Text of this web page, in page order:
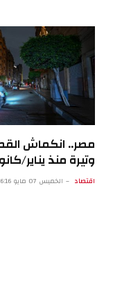
مصر.. انكماش
وتيرة منذ يناير/كانون
اقتصاد الخميس 07 مايو 6:16 م